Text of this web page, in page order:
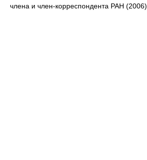
члена и член-корреспондента РАН (2006).